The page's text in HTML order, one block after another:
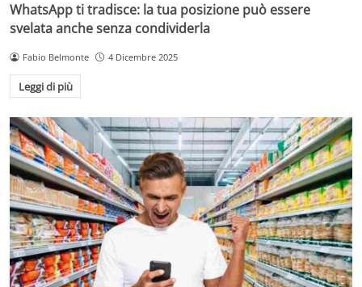
WhatsApp ti tradisce: la tua posizione può essere
svelata anche senza condividerla
Fabio Belmonte 4 Dicembre 2025
Leggi di più